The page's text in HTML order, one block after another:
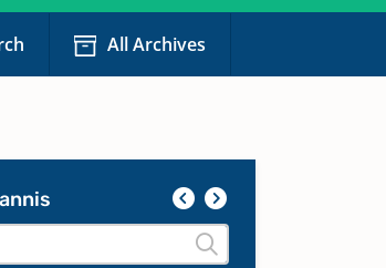
All Archives
zu Taufen